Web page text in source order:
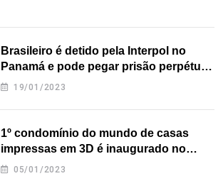
Brasileiro é detido pela Interpol no
Panamá e pode pegar prisão perpétua
nos EUA
19/01/2023
1º condomínio do mundo de casas
impressas em 3D é inaugurado no
Texas
05/01/2023